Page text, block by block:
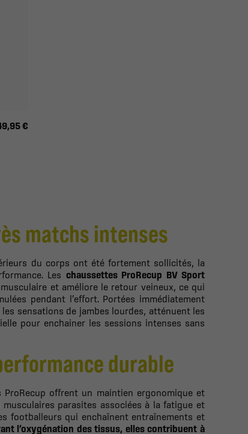
€
matchs intenses
du corps ont été fortement sollicités, la
Les chaussettes ProRecup BV Sport
et améliore le retour veineux, ce qui
pendant l’effort. Portées immédiatement
sensations de jambes lourdes, atténuent les
pour enchainer les sessions intenses sans
durable
offrent un maintien ergonomique et
parasites associées à la fatigue et
footballeurs qui enchaînent entraînements et
l’oxygénation des tissus, elles contribuent à